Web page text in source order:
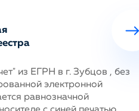
из ЕГРН в г. Зубцов , без
электронной
равнозначной